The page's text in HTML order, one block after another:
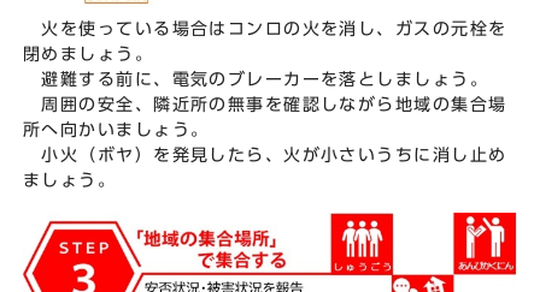
火を使っている場合はコンロの火を消し、ガスの元栓を
閉めましょう。
避難する前に、電気のブレーカーを落としましょう。
周囲の安全、隣近所の無事を確認しながら地域の集合場
所へ向かいましょう。
小火（ボヤ）を発見したら、火が小さいうちに消し止め
ましょう。